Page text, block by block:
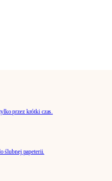
przez krótki czas.
ślubnej papeterii.